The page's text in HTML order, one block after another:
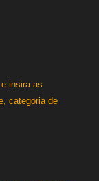
insira as
categoria de